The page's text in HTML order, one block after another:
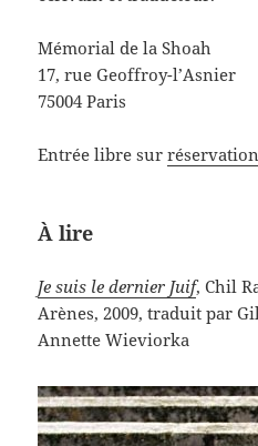
Mémorial de la Shoah
17, rue Geoffroy-l’Asnier
75004 Paris
Entrée libre surréservation
À lire
Je suis le dernier Juif, Chil
Arènes, 2009, traduit par
Annette Wieviorka